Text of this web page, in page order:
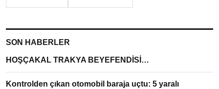
SON HABERLER
HOŞÇAKAL TRAKYA BEYEFENDİSİ…
Kontrolden çıkan otomobil baraja uçtu: 5 yaralı